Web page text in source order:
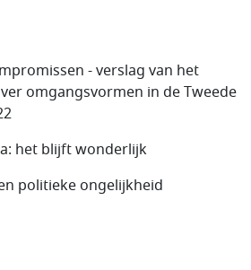
- verslag van het
omgangsvormen in de Tweede
het blijft wonderlijk
politieke ongelijkheid